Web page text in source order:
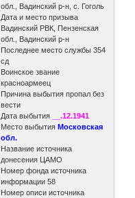
обл., Вадинский р-н, с. Гоголь
Дата и место призыва
Вадинский РВК, Пензенская
обл., Вадинский р-н
Последнее место службы 354
сд
Воинское звание
красноармеец
Причина выбытия пропал без
вести
Дата выбытия
__.12.1941
Место выбытияМосковская
обл.
Название источника
донесения ЦАМО
Номер фонда источника
информации 58
Номер описи источника